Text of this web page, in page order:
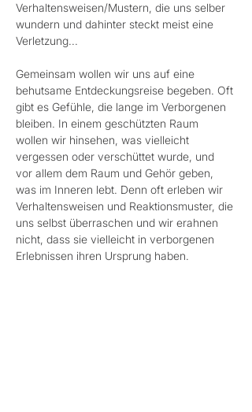
Verhaltensweisen/Mustern, die uns selber
wundern und dahinter steckt meist eine
Verletzung...
Gemeinsam wollen wir uns auf eine
behutsame Entdeckungsreise begeben. Oft
gibt es Gefühle, die lange im Verborgenen
bleiben. In einem geschützten Raum
wollen wir hinsehen, was vielleicht
vergessen oder verschüttet wurde, und
vor allem dem Raum und Gehör geben,
was im Inneren lebt. Denn oft erleben wir
Verhaltensweisen und Reaktionsmuster, die
uns selbst überraschen und wir erahnen
nicht, dass sie vielleicht in verborgenen
Erlebnissen ihren Ursprung haben.